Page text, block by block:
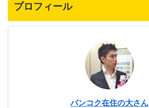
プロフィール
バンコク在住の大さん